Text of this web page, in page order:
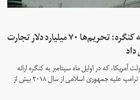
گزارش دولت آمریکا به کنگره: تحریم‌ها ۷۰ میلیارد دلار تجارت
که در اوایل ماه سپتامبر به کنگره ارائه
شد، تحریم‌های دولت دونالد ترامپ علیه جمهوری اسلامی از سال ۲۰۱۸ بیش از